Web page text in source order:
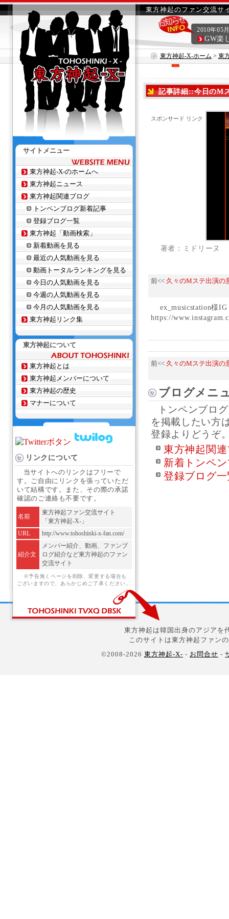
東方神起のファン交流サ
東方神起-X-ホーム > 東
2010年05
GW楽
記事詳細::今日のM
スポンサード リンク
著者：ミドリーヌ
前<< 久々のMステ出演の
ex_musicstation様
https://
前<< 久々のMステ出演の
ブログメニ
トンペンブロ
を掲載したい方
登録よりどうぞ
東方神起関
新着トンペ
登録ブログ
サイトメニュー
東方神起-X-のホームへ
東方神起ニュース
東方神起関連ブログ
トンペンブログ新着記事
登録ブログ一覧
東方神起「動画検索」
新着動画を見る
最近の人気動画を見る
動画トータルランキングを見る
今日の人気動画を見る
今週の人気動画を見る
今月の人気動画を見る
東方神起リンク集
東方神起について
東方神起とは
東方神起メンバーについて
東方神起の歴史
マナーについて
リンクについて
当サイトへのリンクはフリーで
す。ご自由にリンクを張っていただ
いて結構です。また、その際の承諾
確認のご連絡も不要です。
名前
東方神起ファン交流サイト
「東方神起-X-」
URL
http://www.tohoshinki-x-fan.com/
紹介文
メンバー紹介、動画、ファンブ
ログ紹介など東方神起のファン
交流サイト
※予告無くページを削除、変更する場合も
ございますので、あらかじめご了承ください。
東方神起は韓国出身のアジアを
このサイトは東方神起ファン
©2008-2026 東方神起-X- - お問合せ -